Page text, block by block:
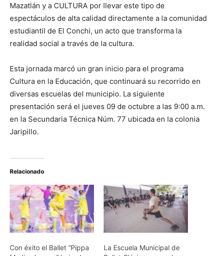
Mazatlán y a CULTURA por llevar este tipo de
espectáculos de alta calidad directamente a la comunidad
estudiantil de El Conchi, un acto que transforma la
realidad social a través de la cultura.
Esta jornada marcó un gran inicio para el programa
Cultura en la Educación, que continuará su recorrido en
diversas escuelas del municipio. La siguiente
presentación será el jueves 09 de octubre a las 9:00 a.m.
en la Secundaria Técnica Núm. 77 ubicada en la colonia
Jaripillo.
Relacionado
Con éxito el Ballet “Pippa
La Escuela Municipal de